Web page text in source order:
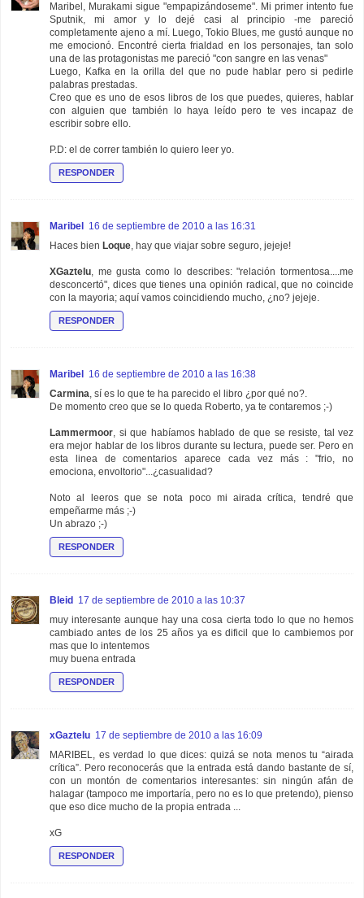
Maribel, Murakami sigue "empapizándoseme". Mi primer intento fue
Sputnik, mi amor y lo dejé casi al principio -me pareció
completamente ajeno a mí. Luego, Tokio Blues, me gustó aunque no
me emocionó. Encontré cierta frialdad en los personajes, tan solo
una de las protagonistas me pareció "con sangre en las venas"
Luego, Kafka en la orilla del que no pude hablar pero si pedirle
palabras prestadas.
Creo que es uno de esos libros de los que puedes, quieres, hablar
con alguien que también lo haya leído pero te ves incapaz de
escribir sobre ello.
P.D: el de correr también lo quiero leer yo.
RESPONDER
Maribel
16 de septiembre de 2010 a las 16:31
Haces bien Loque, hay que viajar sobre seguro, jejeje!
XGaztelu, me gusta como lo describes: "relación tormentosa....me
desconcertó", dices que tienes una opinión radical, que no coincide
con la mayoria; aquí vamos coincidiendo mucho, ¿no? jejeje.
RESPONDER
Maribel
16 de septiembre de 2010 a las 16:38
Carmina, sí es lo que te ha parecido el libro ¿por qué no?.
De momento creo que se lo queda Roberto, ya te contaremos ;-)
Lammermoor, si que habíamos hablado de que se resiste, tal vez
era mejor hablar de los libros durante su lectura, puede ser. Pero en
esta linea de comentarios aparece cada vez más : "frio, no
emociona, envoltorio"...¿casualidad?
Noto al leeros que se nota poco mi airada crítica, tendré que
empeñarme más ;-)
Un abrazo ;-)
RESPONDER
Bleid
17 de septiembre de 2010 a las 10:37
muy interesante aunque hay una cosa cierta todo lo que no hemos
cambiado antes de los 25 años ya es dificil que lo cambiemos por
mas que lo intentemos
muy buena entrada
RESPONDER
xGaztelu 17 de septiembre de 2010 a las 16:09
MARIBEL, es verdad lo que dices: quizá se nota menos tu “airada
crítica”. Pero reconocerás que la entrada está dando bastante de sí,
con un montón de comentarios interesantes: sin ningún afán de
halagar (tampoco me importaría, pero no es lo que pretendo), pienso
que eso dice mucho de la propia entrada ...
xG
RESPONDER